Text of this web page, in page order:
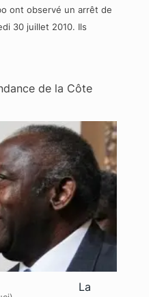
ont observé un arrêt de
30 juillet 2010. Ils
de la Côte
La